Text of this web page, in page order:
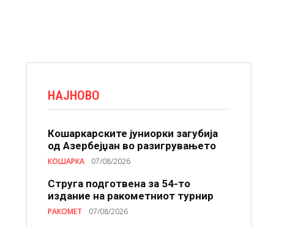
НАЈНОВО
Кошаркарските јуниорки загубија
од Азербејџан во разигрувањето
КОШАРКА 07/08/2026
Струга подготвена за 54-то
издание на ракометниот турнир
РАКОМЕТ 07/08/2026